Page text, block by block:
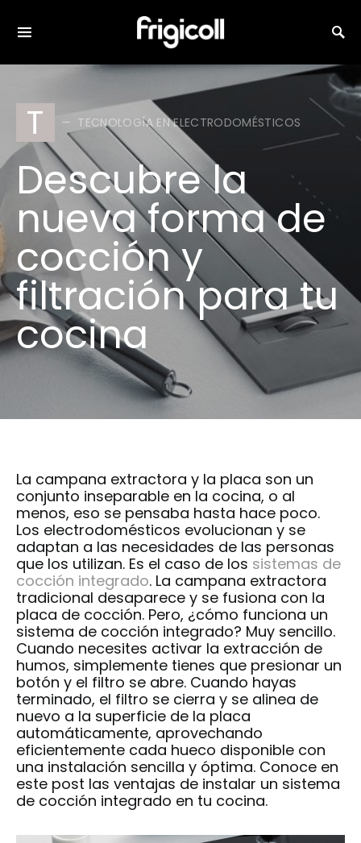
T TECNOLOGÍA EN ELECTRODOMÉSTICOS
Descubre la
nueva forma de
cocción y
filtración para tu
cocina
La campana extractora y la placa son un
conjunto inseparable en la cocina, o al
menos, eso se pensaba hasta hace poco.
Los electrodomésticos evolucionan y se
adaptan a las necesidades de las personas
que los utilizan. Es el caso de los sistemas de
cocción integrado. La campana extractora
tradicional desaparece y se fusiona con la
placa de cocción. Pero, ¿cómo funciona un
sistema de cocción integrado? Muy sencillo.
Cuando necesites activar la extracción de
humos, simplemente tienes que presionar un
botón y el filtro se abre. Cuando hayas
terminado, el filtro se cierra y se alinea de
nuevo a la superficie de la placa
automáticamente, aprovechando
eficientemente cada hueco disponible con
una instalación sencilla y óptima. Conoce en
este post las ventajas de instalar un sistema
de cocción integrado en tu cocina.